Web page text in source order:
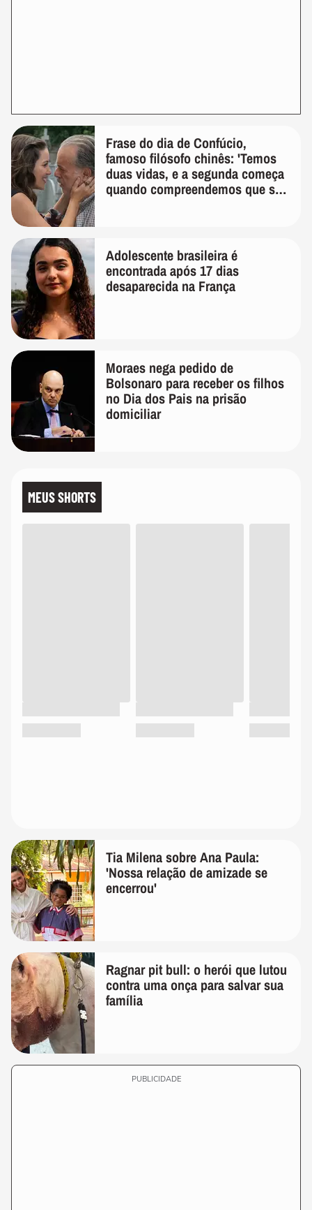
Frase do dia de Confúcio,
famoso filósofo chinês: 'Temos
duas vidas, e a segunda começa
quando compreendemos que só
Adolescente brasileira é
encontrada após 17 dias
desaparecida na França
Moraes nega pedido de
Bolsonaro para receber os filhos
no Dia dos Pais na prisão
domiciliar
MEUS SHORTS
Tia Milena sobre Ana Paula:
'Nossa relação de amizade se
encerrou'
Ragnar pit bull: o herói que lutou
contra uma onça para salvar sua
família
PUBLICIDADE